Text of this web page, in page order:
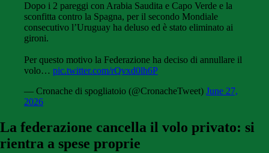
Dopo i 2 pareggi con Arabia Saudita e Capo Verde e la
sconfitta contro la Spagna, per il secondo Mondiale
consecutivo l’Uruguay ha deluso ed è stato eliminato ai
gironi.
Per questo motivo la Federazione ha deciso di annullare il
volo… pic.twitter.com/rQvxd0lh6P
— Cronache di spogliatoio (@CronacheTweet) June 27,
2026
La federazione cancella il volo privato: si
rientra a spese proprie